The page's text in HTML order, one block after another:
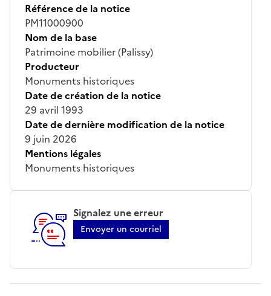
Référence de la notice
PM11000900
Nom de la base
Patrimoine mobilier (Palissy)
Producteur
Monuments historiques
Date de création de la notice
29 avril 1993
Date de dernière modification de la notice
9 juin 2026
Mentions légales
Monuments historiques
Signalez une erreur
Envoyer un courriel